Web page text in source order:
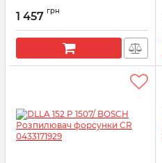
Артикул:
1 457 грн